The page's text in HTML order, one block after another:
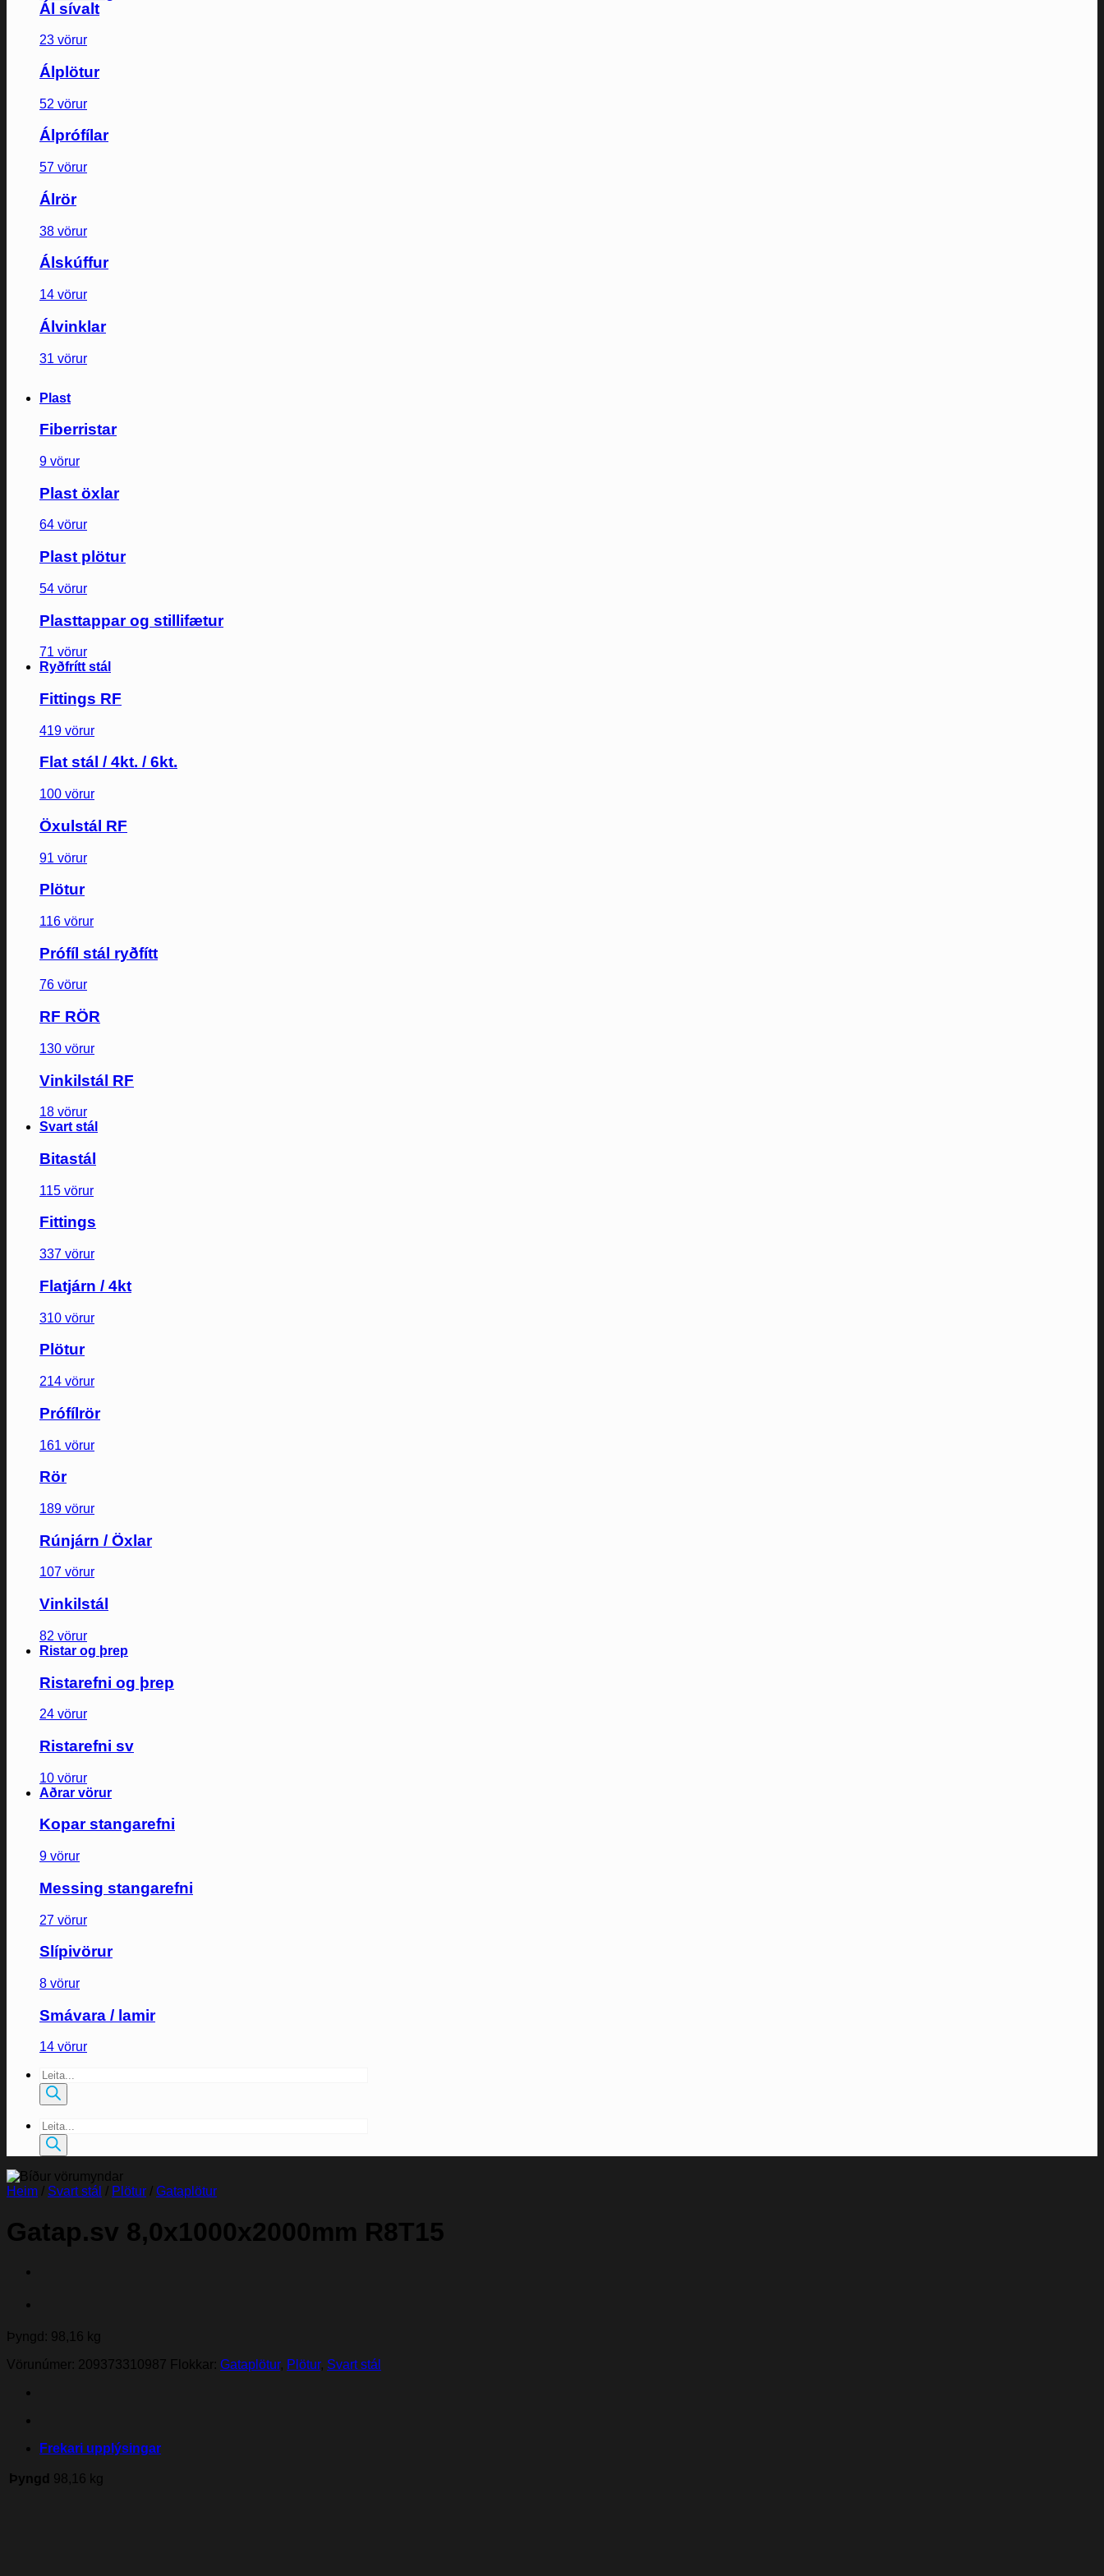
Ál sívalt
23 vörur
Álplötur
52 vörur
Álprófílar
57 vörur
Álrör
38 vörur
Álskúffur
14 vörur
Álvinklar
31 vörur
Plast
Fiberristar
9 vörur
Plast öxlar
64 vörur
Plast plötur
54 vörur
Plasttappar og stillifætur
71 vörur
Ryðfrítt stál
Fittings RF
419 vörur
Flat stál / 4kt. / 6kt.
100 vörur
Öxulstál RF
91 vörur
Plötur
116 vörur
Prófíl stál ryðfítt
76 vörur
RF RÖR
130 vörur
Vinkilstál RF
18 vörur
Svart stál
Bitastál
115 vörur
Fittings
337 vörur
Flatjárn / 4kt
310 vörur
Plötur
214 vörur
Prófílrör
161 vörur
Rör
189 vörur
Rúnjárn / Öxlar
107 vörur
Vinkilstál
82 vörur
Ristar og þrep
Ristarefni og þrep
24 vörur
Ristarefni sv
10 vörur
Aðrar vörur
Kopar stangarefni
9 vörur
Messing stangarefni
27 vörur
Slípivörur
8 vörur
Smávara / lamir
14 vörur
Products
search
Products
search
Heim / Svart stál / Plötur / Gataplötur
Gatap.sv 8,0x1000x2000mm R8T15
Þyngd: 98,16 kg
Vörunúmer: 209373310987 Flokkar: Gataplötur, Plötur, Svart stál
Frekari upplýsingar
Þyngd 98,16 kg